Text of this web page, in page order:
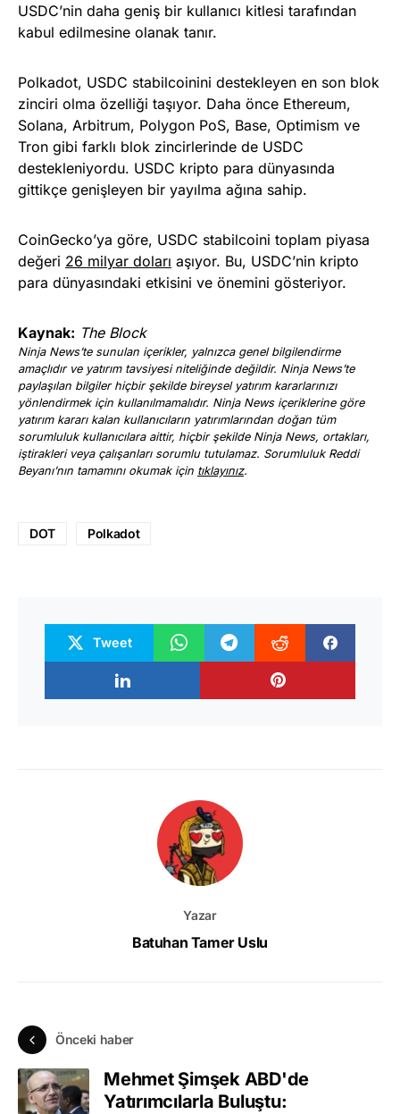
USDC’nin daha geniş bir kullanıcı kitlesi tarafından
kabul edilmesine olanak tanır.
Polkadot, USDC stabilcoinini destekleyen en son blok
zinciri olma özelliği taşıyor. Daha önce Ethereum,
Solana, Arbitrum, Polygon PoS, Base, Optimism ve
Tron gibi farklı blok zincirlerinde de USDC
destekleniyordu. USDC kripto para dünyasında
gittikçe genişleyen bir yayılma ağına sahip.
CoinGecko’ya göre, USDC stabilcoini toplam piyasa
değeri 26 milyar doları aşıyor. Bu, USDC’nin kripto
para dünyasındaki etkisini ve önemini gösteriyor.
Kaynak: The Block
Ninja News’te sunulan içerikler, yalnızca genel bilgilendirme
amaçlıdır ve yatırım tavsiyesi niteliğinde değildir. Ninja News’te
paylaşılan bilgiler hiçbir şekilde bireysel yatırım kararlarınızı
yönlendirmek için kullanılmamalıdır. Ninja News içeriklerine göre
yatırım kararı kalan kullanıcıların yatırımlarından doğan tüm
sorumluluk kullanıcılara aittir, hiçbir şekilde Ninja News, ortakları,
iştirakleri veya çalışanları sorumlu tutulamaz. Sorumluluk Reddi
Beyanı’nın tamamını okumak için tıklayınız.
DOT Polkadot
Tweet
Yazar
Batuhan Tamer Uslu
Önceki haber
Mehmet Şimşek ABD'de
Yatırımcılarla Buluştu: